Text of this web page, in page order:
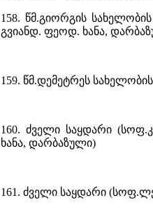
158. წმ.გიორგის
გვიანდ. ფეოდ. ხანა,
159. წმ.დემეტრეს
160. ძველი საყდარი
ხანა, დარბაზული)
161. ძველი საყდარი